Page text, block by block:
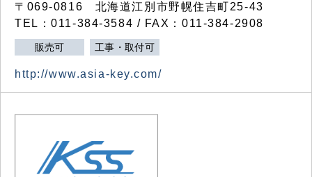
〒069-0816 北海道江別市野幌住吉町25-43
TEL：011-384-3584 / FAX：011-384-2908
販売可 工事・取付可
http://www.asia-key.com/